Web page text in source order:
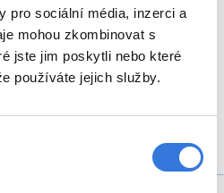
pro sociální média, inzerci a
mohou zkombinovat s
jste jim poskytli nebo které
používáte jejich služby.
Zpět